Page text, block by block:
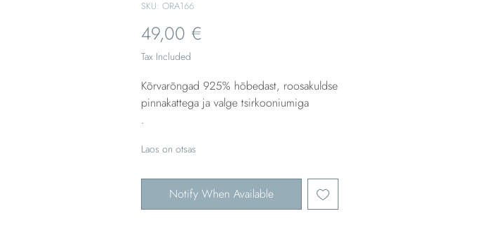
SKU: ORA166
49,00 €
Tax Included
Kõrvarõngad 925% hõbedast, roosakuldse
pinnakattega ja valge tsirkooniumiga
.
Laos on otsas
Notify When Available